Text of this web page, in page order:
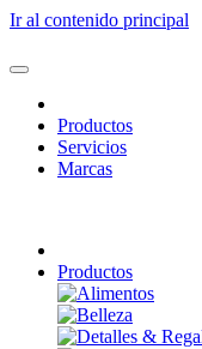
Ir al contenido principal
Productos
Servicios
Marcas
Productos